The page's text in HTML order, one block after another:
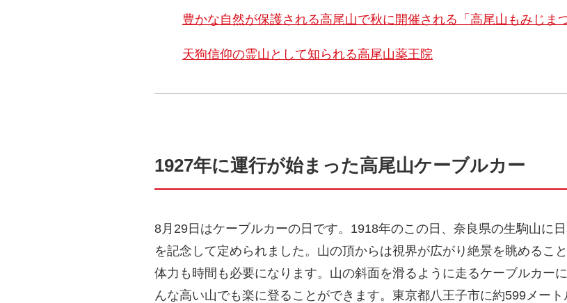
豊かな自然が保護される高尾山で秋に開催される「高尾山もみじまつ
天狗信仰の霊山として知られる高尾山薬王院
1927年に運行が始まった高尾山ケーブルカー
8月29日はケーブルカーの日です。1918年のこの日、奈良県の生駒山に
を記念して定められました。山の頂からは視界が広がり絶景を眺めるこ
体力も時間も必要になります。山の斜面を滑るように走るケーブルカー
んな高い山でも楽に登ることができます。東京都八王子市に約599メー